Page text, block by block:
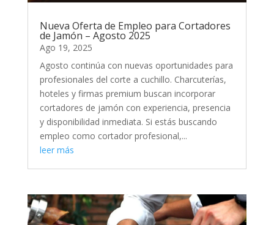
Nueva Oferta de Empleo para Cortadores
de Jamón – Agosto 2025
Ago 19, 2025
Agosto continúa con nuevas oportunidades para
profesionales del corte a cuchillo. Charcuterías,
hoteles y firmas premium buscan incorporar
cortadores de jamón con experiencia, presencia
y disponibilidad inmediata. Si estás buscando
empleo como cortador profesional,...
leer más